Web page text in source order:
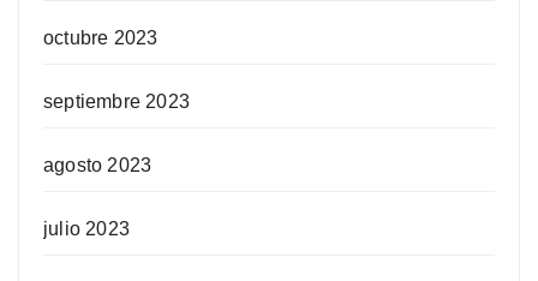
octubre 2023
septiembre 2023
agosto 2023
julio 2023